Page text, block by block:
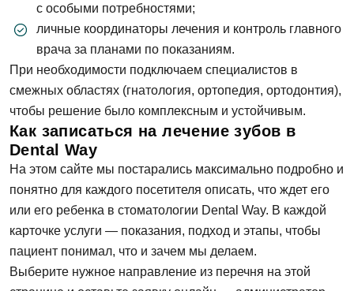
с особыми потребностями;
личные координаторы лечения и контроль главного
врача за планами по показаниям.
При необходимости подключаем специалистов в
смежных областях (гнатология, ортопедия, ортодонтия),
чтобы решение было комплексным и устойчивым.
Как записаться на лечение зубов в
Dental Way
На этом сайте мы постарались максимально подробно и
понятно для каждого посетителя описать, что ждет его
или его ребенка в стоматологии Dental Way. В каждой
карточке услуги — показания, подход и этапы, чтобы
пациент понимал, что и зачем мы делаем.
Выберите нужное направление из перечня на этой